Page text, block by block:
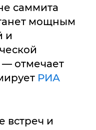
саммита
мощным
и
отмечает
РИА
встреч и